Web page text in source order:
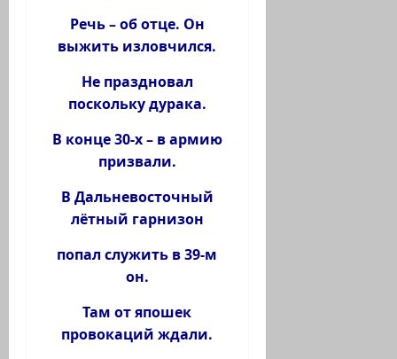
Речь – об отце. Он
выжить изловчился.
Не праздновал
поскольку дурака.
В конце 30-х – в армию
призвали.
В Дальневосточный
лётный гарнизон
попал служить в 39-м
он.
Там от япошек
провокаций ждали.